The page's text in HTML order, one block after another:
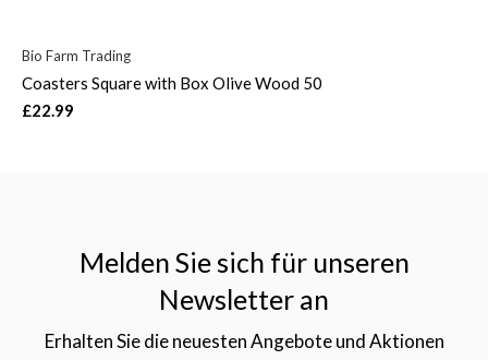
Bio Farm Trading
Coasters Square with Box Olive Wood 50
£22.99
Melden Sie sich für unseren
Newsletter an
Erhalten Sie die neuesten Angebote und Aktionen